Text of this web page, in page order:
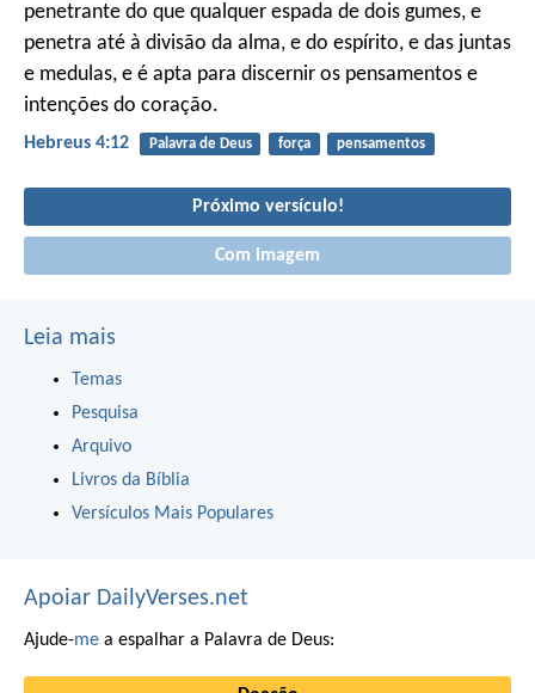
penetrante do que qualquer espada de dois gumes, e
penetra até à divisão da alma, e do espírito, e das juntas
e medulas, e é apta para discernir os pensamentos e
intenções do coração.
Hebreus 4:12 Palavra de Deus força pensamentos
Próximo versículo!
Com imagem
Leia mais
Temas
Pesquisa
Arquivo
Livros da Bíblia
Versículos Mais Populares
Apoiar DailyVerses.net
Ajude-me a espalhar a Palavra de Deus: